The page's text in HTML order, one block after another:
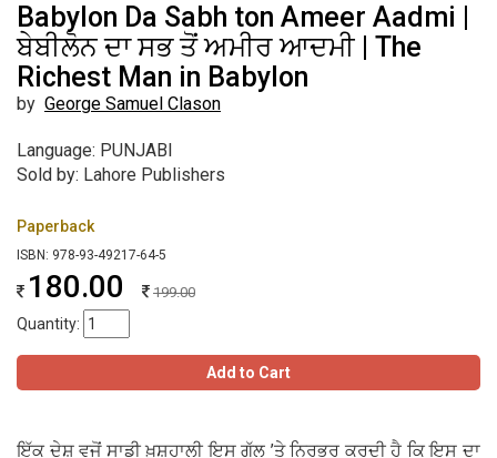
Babylon Da Sabh ton Ameer Aadmi |
ਬੇਬੀਲੋਨ ਦਾ ਸਭ ਤੋਂ ਅਮੀਰ ਆਦਮੀ | The
Richest Man in Babylon
by George Samuel Clason
Language: PUNJABI
Sold by: Lahore Publishers
Paperback
ISBN: 978-93-49217-64-5
180.00 199.00
Quantity:
Add to Cart
ਇੱਕ ਦੇਸ਼ ਵਜੋਂ ਸਾਡੀ ਖ਼ੁਸ਼ਹਾਲੀ ਇਸ ਗੱਲ ’ਤੇ ਨਿਰਭਰ ਕਰਦੀ ਹੈ ਕਿ ਇਸ ਦਾ